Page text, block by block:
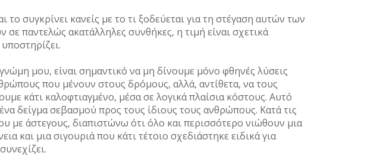
το συγκρίνει κανείς µε το τι ξοδεύεται για τη στέγαση αυτών των
παντελώς ακατάλληλες συνθήκες, η τιµή είναι σχετικά
µου, είναι σηµαντικό να µη δίνουµε µόνο φθηνές λύσεις
που µένουν στους δρόµους, αλλά, αντίθετα, να τους
κάτι καλοφτιαγµένο, µέσα σε λογικά πλαίσια κόστους. Αυτό
ένα δείγµα σεβασµού προς τους ίδιους τους ανθρώπους. Κατά τις
µε άστεγους, διαπιστώνω ότι όλο και περισσότερο νιώθουν µια
και µια σιγουριά που κάτι τέτοιο σχεδιάστηκε ειδικά για